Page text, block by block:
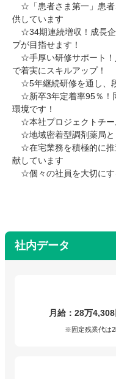
☆「患者さま第一」患者
供しています
☆34期連続増収！成長企
プが目指せます！
☆手厚い研修サポート！
で着実にスキルアップ！
☆5年継続研修を通し、
☆新卒3年定着率95％！
環境です！
☆本社プロジェクトチー
☆地域密着型調剤薬局と
☆在宅業務を積極的に推
献しています
☆個々の社員を大切にす
社内データ
月給：28万
※固定残業代は2